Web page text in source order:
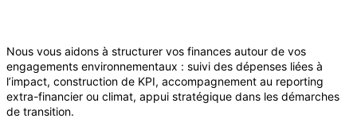
Nous vous aidons à structurer vos finances autour de vos
engagements environnementaux : suivi des dépenses liées à
l’impact, construction de KPI, accompagnement au reporting
extra-financier ou climat, appui stratégique dans les démarches
de transition.